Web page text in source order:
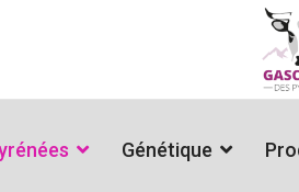
Génétique